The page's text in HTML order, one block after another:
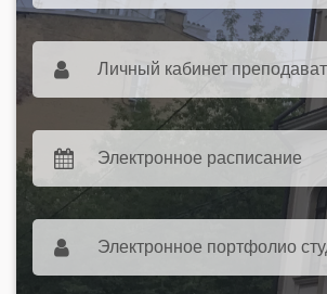
Личный кабинет
Электронное расписание
Электронное портфолио